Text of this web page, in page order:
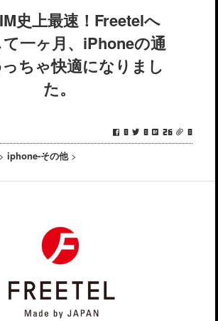
史上最速！Freetelへ
一ヶ月、iPhoneの通
ちゃ快適になりまし
た。
0 0 26 0
> iphone-その他 >